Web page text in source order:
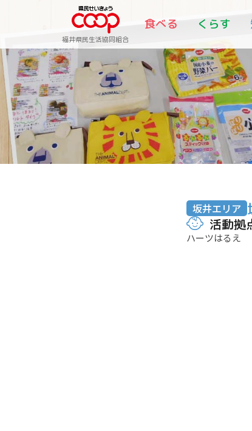
福井県民生活協同組合
食べる くらす
坂井エリア
活動拠
ハーツはるえ